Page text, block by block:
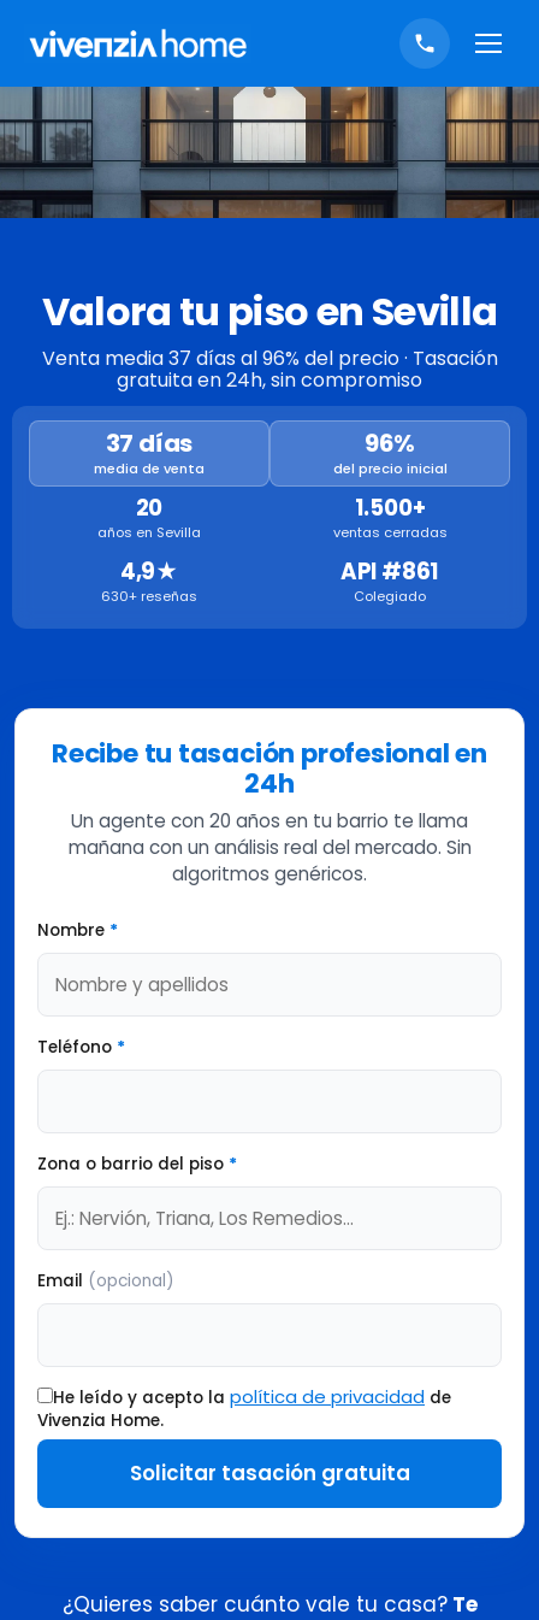
Valora tu piso en Sevilla
Venta media 37 días al 96% del precio · Tasación
gratuita en 24h, sin compromiso
37 días
media de venta
96%
del precio inicial
20
años en Sevilla
1.500+
ventas cerradas
4,9★
630+ reseñas
API #861
Colegiado
Recibe tu tasación profesional en
24h
Un agente con 20 años en tu barrio te llama
mañana con un análisis real del mercado. Sin
algoritmos genéricos.
Nombre *
Teléfono *
Zona o barrio del piso *
Email (opcional)
He leído y acepto la política de privacidad de
Vivenzia Home.
Solicitar tasación gratuita
¿Quieres saber cuánto vale tu casa?Te